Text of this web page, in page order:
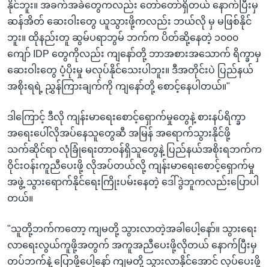
နိုင်ဘူး။ အခက်အခဲတွေကလည်း တော်တော်ရှိတယ် နောက်ပြီးမှ
ဆန်အိတ် ဆေးဝါးတွေ ယူသွားဖို့ကလည်း ဘယ်လို မှ မဖြစ်နိုင်
ဘူး။ ထိုနည်းတူ ဆွမ်ပရာဘွမ် ဘက်က ပိတ်ဆို့နေတဲ့ ၁၀၀၀
ကျော် IDP တွေကိုလည်း ကျနော်တို့ ဘာအစားအသောက် ရိက္ခာမှ
ဆေးဝါးတွေ ပံ့ပိုးမှု မလုပ်နိုင်သေးပါဘူး။ ဒီအတိုင်းပဲ ပြည်နယ်
အစိုးရရဲ့ ညွှန်ကြားချက်ကို ကျနော်တို့ စောင့်နေပါတယ်။"
ဒါကြောင့် ဒီလို ကျန်းမာရေးစောင့်ရှောက်မှုတွေနဲ့ စားနပ်ရိက္ခာ
အရေးပေါ်လိုအပ်နေသူတွေဆီ အမြန် အရောက်သွားနိုင်ဖို့
သက်ဆိုင်ရာ လုံခြုံရေးတာဝန်ရှိသူတွေနဲ့ ပြည်နယ်အစိုးရဘက်က
ဝိုင်းဝန်းကူညီပေးဖို့ လိုအပ်တယ်လို့ ကျန်းမာရေးစောင့်ရှောက်မှု
အဖွဲ့ သွားရောက်နိုင်ရေးကြိုးပမ်းနေတဲ့ ဒေါ်ဒွဲဘူကလည်းပြောပါ
တယ်။
"သူတို့ဘက်ကတော့ ကျမတို့ သွားလာတဲ့အခါပေါ့နော်။ သွားရေး
လာရေးလွယ်ကူဖို့အတွက် အကူအညီပေးဖို့လိုတယ် နောက်ပြီးမှ
တပ်ဘက်နဲ့ ပြောဖို့ပေါ့နော် ကျမတို့ သွားလာနိုင်အောင် လုပ်ပေးဖို့